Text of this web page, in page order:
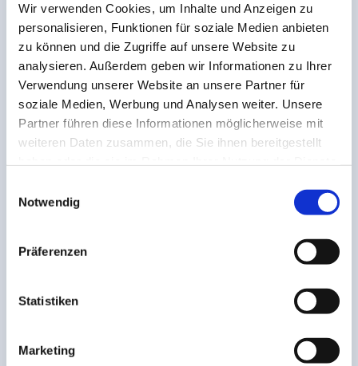
Wir verwenden Cookies, um Inhalte und Anzeigen zu
personalisieren, Funktionen für soziale Medien anbieten
zu können und die Zugriffe auf unsere Website zu
analysieren. Außerdem geben wir Informationen zu Ihrer
Verwendung unserer Website an unsere Partner für
soziale Medien, Werbung und Analysen weiter. Unsere
Partner führen diese Informationen möglicherweise mit
weiteren Daten zusammen, die Sie ihnen bereitgestellt
Notwendig
Präferenzen
Statistiken
Marketing